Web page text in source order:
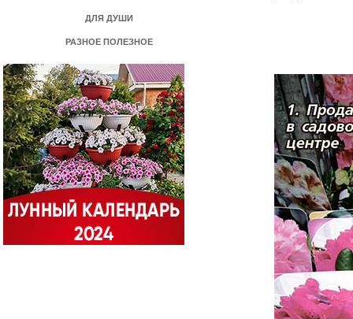
ДЛЯ ДУШИ
РАЗНОЕ ПОЛЕЗНОЕ